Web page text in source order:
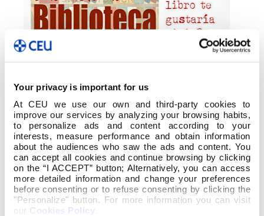
Your privacy is important for us
At CEU we use our own and third-party cookies to
improve our services by analyzing your browsing habits,
to personalize ads and content according to your
interests, measure performance and obtain information
about the audiences who saw the ads and content. You
can accept all cookies and continue browsing by clicking
on the “I ACCEPT” button; Alternatively, you can access
more detailed information and change your preferences
before consenting or to refuse consenting by clicking the
"Personalize" button. For more information you can visit
our Cookies Policy